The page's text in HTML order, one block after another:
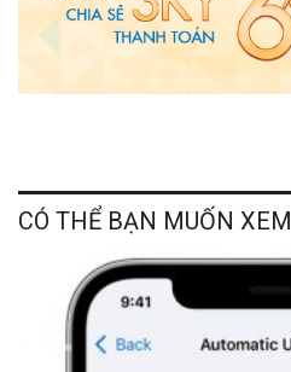
CÓ THỂ BẠN MUỐN XEM